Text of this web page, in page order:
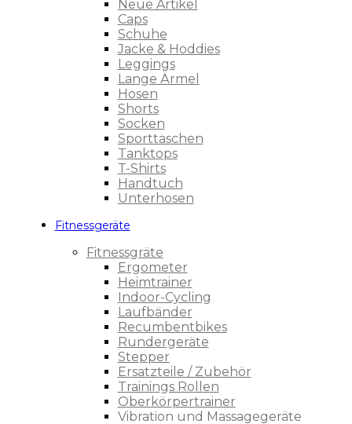
Neue Artikel
Caps
Schuhe
Jacke & Hoddies
Leggings
Lange Ärmel
Hosen
Shorts
Socken
Sporttaschen
Tanktops
T-Shirts
Handtuch
Unterhosen
Fitnessgeräte
Fitnessgräte
Ergometer
Heimtrainer
Indoor-Cycling
Laufbänder
Recumbentbikes
Rundergeräte
Stepper
Ersatzteile / Zubehör
Trainings Rollen
Oberkörpertrainer
Vibration und Massagegeräte